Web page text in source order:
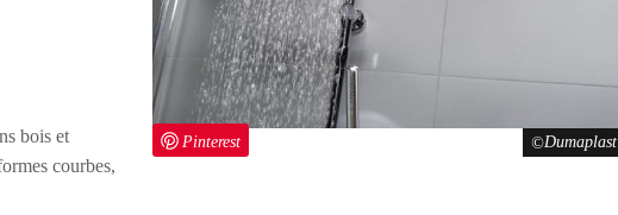
Dumaplast
Pinterest
bois et
courbes,